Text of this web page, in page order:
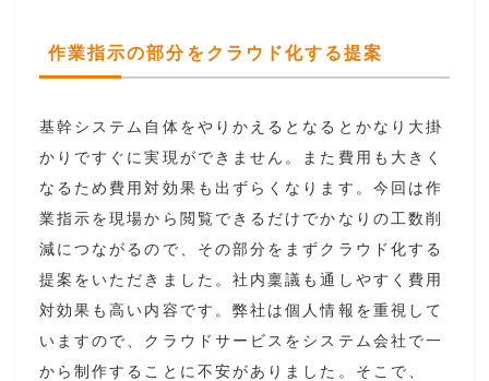
作業指示の部分をクラウド化する提案
基幹システム自体をやりかえるとなるとかなり大掛
かりですぐに実現ができません。また費用も大きく
なるため費用対効果も出ずらくなります。今回は作
業指示を現場から閲覧できるだけでかなりの工数削
減につながるので、その部分をまずクラウド化する
提案をいただきました。社内稟議も通しやすく費用
対効果も高い内容です。弊社は個人情報を重視して
いますので、クラウドサービスをシステム会社で一
から制作することに不安がありました。そこで、